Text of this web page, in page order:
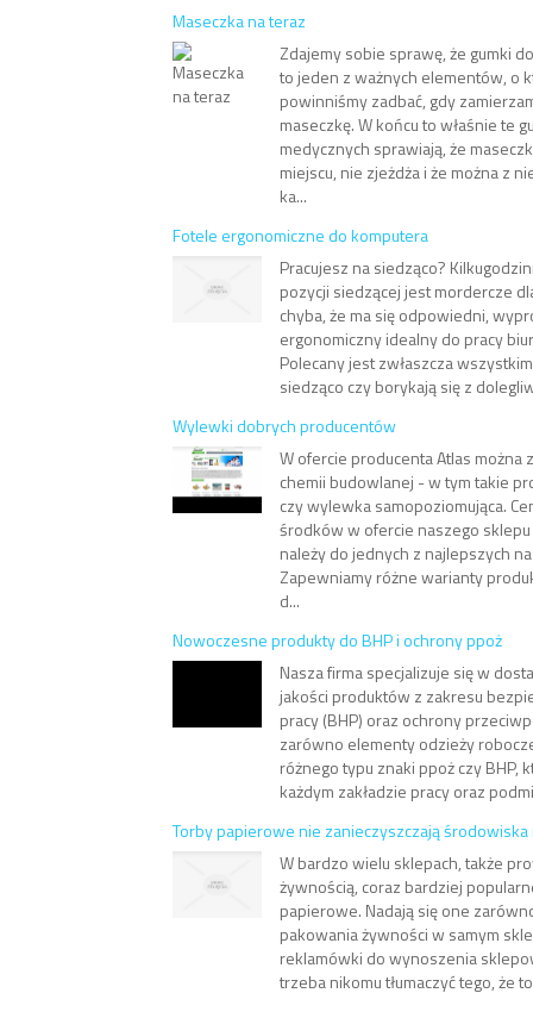
Maseczka na teraz
Zdajemy sobie sprawę, że gumki
to jeden z ważnych elementów, o
powinniśmy zadbać, gdy
maseczkę. W końcu to właśnie te
medycznych sprawiają, że
miejscu, nie zjeżdża i że można z
ka...
Fotele ergonomiczne do komputera
Pracujesz na siedząco?
pozycji siedzącej jest mordercze
chyba, że ma się odpowiedni,
ergonomiczny idealny do pracy
Polecany jest zwłaszcza
siedząco czy borykają się z
Wylewki dobrych producentów
W ofercie producenta Atlas można
chemii budowlanej - w tym takie
czy wylewka samopoziomująca.
środków w ofercie naszego
należy do jednych z najlepszych
Zapewniamy różne warianty
d...
Nowoczesne produkty do BHP i ochrony ppoż
Nasza firma specjalizuje się w
jakości produktów z zakresu
pracy (BHP) oraz ochrony
zarówno elementy odzieży
różnego typu znaki ppoż czy BHP,
każdym zakładzie pracy oraz
Torby papierowe nie zanieczyszczają
W bardzo wielu sklepach, także
żywnością, coraz bardziej
papierowe. Nadają się one
pakowania żywności w samym
reklamówki do wynoszenia
trzeba nikomu tłumaczyć tego, że